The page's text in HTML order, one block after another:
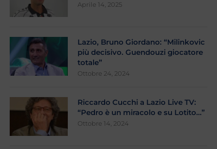
Aprile 14, 2025
Lazio, Bruno Giordano: “Milinkovic
più decisivo. Guendouzi giocatore
totale”
Ottobre 24, 2024
Riccardo Cucchi a Lazio Live TV:
“Pedro è un miracolo e su Lotito…”
Ottobre 14, 2024